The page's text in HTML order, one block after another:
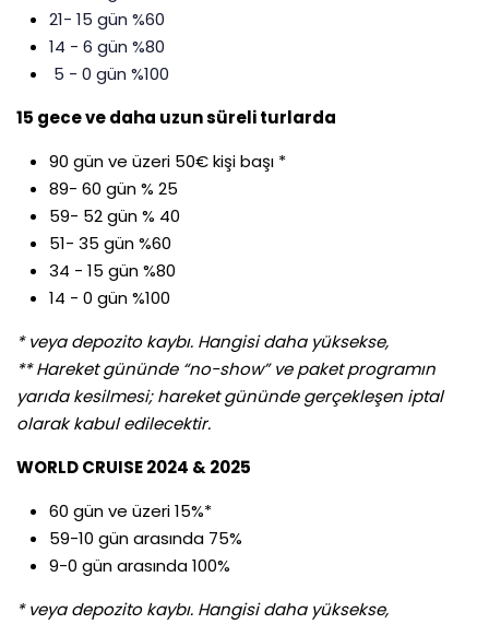
21- 15 gün %60
14 - 6 gün %80
5 - 0 gün %100
15 gece ve daha uzun süreli turlarda
90 gün ve üzeri 50€ kişi başı *
89- 60 gün % 25
59- 52 gün % 40
51- 35 gün %60
34 - 15 gün %80
14 - 0 gün %100
* veya depozito kaybı. Hangisi daha yüksekse,
** Hareket gününde “no-show” ve paket programın
yarıda kesilmesi; hareket gününde gerçekleşen iptal
olarak kabul edilecektir.
WORLD CRUISE 2024 & 2025
60 gün ve üzeri 15%*
59-10 gün arasında 75%
9-0 gün arasında 100%
* veya depozito kaybı. Hangisi daha yüksekse,